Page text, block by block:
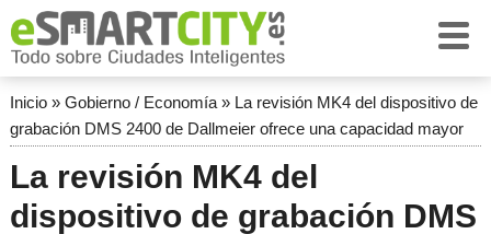
Inicio» Gobierno / Economía» La revisión MK4 del dispositivo de
grabación DMS 2400 de Dallmeier ofrece una capacidad mayor
La revisión MK4 del
dispositivo de grabación DMS